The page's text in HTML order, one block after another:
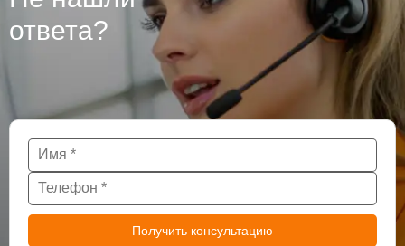
нуждаются в постоянном наблюдении за
состоянием гидроизоляции.
ответа?